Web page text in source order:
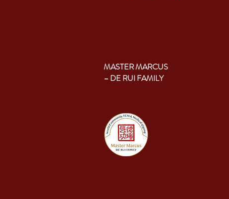
MASTER MARCUS
– DE RUI FAMILY